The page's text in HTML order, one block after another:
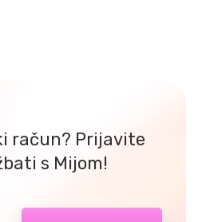
račun? Prijavite
s Mijom!